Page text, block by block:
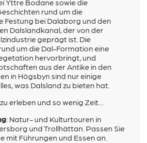
Yttre Bodane sowie die
rund um die
Festung bei Dalaborg und den
Dalslandkanal, der von der
geprägt ist. Die
um die Dal-Formation eine
hervorbringt, und
aus der Antike in den
in Högsbyn sind nur einige
was Dalsland zu bieten hat.
erleben und so wenig Zeit…
: Natur- und Kulturtouren in
und Trollhättan. Passen Sie
mit Führungen und Essen an.